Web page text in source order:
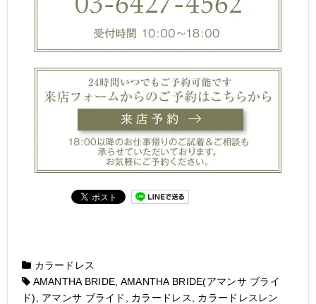
カラードレス
AMANTHA BRIDE AMANTHA BRIDE(アマンサ ブライ
ド)
アマンサ ブライド カラードレス
カラードレスレン